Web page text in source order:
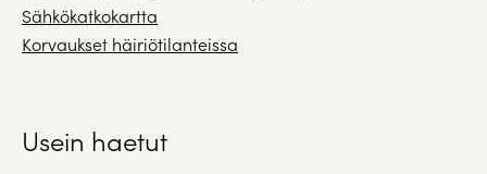
Sähkökatkokartta
Korvaukset häiriötilanteissa
Usein haetut